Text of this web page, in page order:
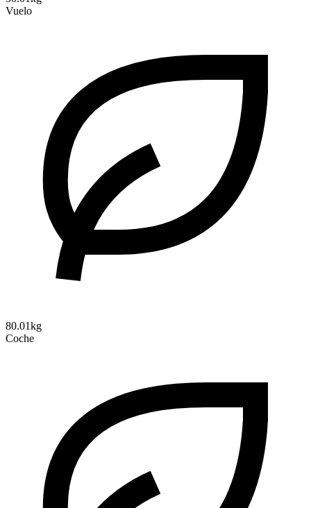
Vuelo
80.01kg
Coche